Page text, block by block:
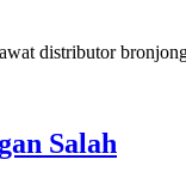
distributor
Salah